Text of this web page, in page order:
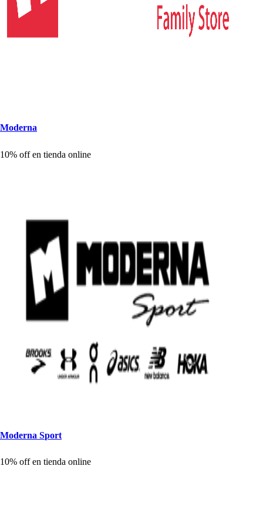
Moderna
10% off en tienda online
Moderna Sport
10% off en tienda online